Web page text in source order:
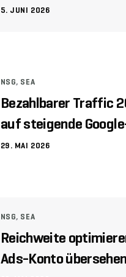
5. JUNI 2026
NSG, SEA
Bezahlbarer Traffic
auf steigende
29. MAI 2026
NSG, SEA
Reichweite
Ads-Konto